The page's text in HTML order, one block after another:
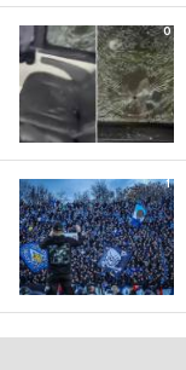
0
1